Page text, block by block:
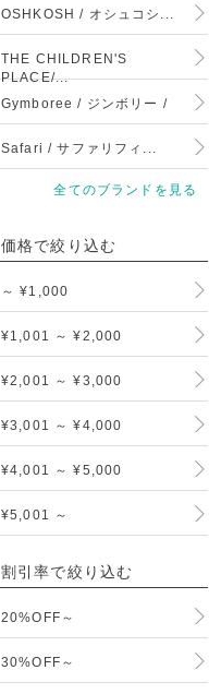
OSHKOSH / オシュコシ...
THE CHILDREN'S
PLACE/...
Gymboree / ジンボリー /
Safari / サファリフィ...
全てのブランドを見る
価格で絞り込む
～ ¥1,000
¥1,001 ～ ¥2,000
¥2,001 ～ ¥3,000
¥3,001 ～ ¥4,000
¥4,001 ～ ¥5,000
¥5,001 ～
割引率で絞り込む
20%OFF～
30%OFF～